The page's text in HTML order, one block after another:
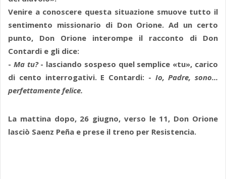
Venire a conoscere questa situazione smuove tutto il
sentimento missionario di Don Orione. Ad un certo
punto, Don Orione interompe il racconto di Don
Contardi e gli dice:
- Ma tu? - lasciando sospeso quel semplice «tu», carico
di cento interrogativi. E Contardi: - Io, Padre, sono...
perfettamente felice.
La mattina dopo, 26 giugno, verso le 11, Don Orione
lasciò Saenz Peña e prese il treno per Resistencia.